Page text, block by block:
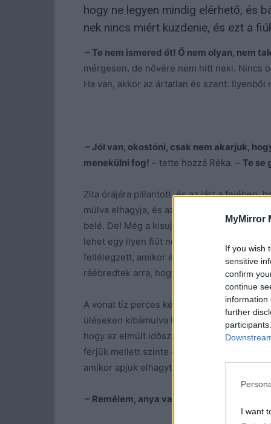
MyMirror
If you wish
sensitive
confirm
continue
information
further
I want
hogy ne legyen mindig elérhető, és
nek nincs miért küzdenie, és ezt a
– Te nem ismered őt! Ő nem olyan, nem
mérgesen, de nővére nem hitt neki. Nincs
Ha van, akkor az ártatlan és szent. Ilyenből
– Jól van, okostóni, csak nem akarjuk,
menekülni fog! – tette hozzá Réka. – Te se
Zita órájára pillantott, és az járt a fejében,
múlva elhagyja, és az is lehet, hogy örökre.
belé. De! Még a kisujja körme, a
lehet egy ilyen fiút nem szeretni? Utálta a
fellélegzett, amikor elindult a vonat. A
ráébredtek arra, hogy anyjuk hajthatatlan,
A vonat tíz perces késéssel, de elindult.
üléseken kibámulva kcsit még a várost
hogy az elmúlt időszakban többet
férjük mellett szinte elfeledkeztek arról,
amikor apjuk elhagyta őket.
– Remélem, anya valóban boldog lesz itt